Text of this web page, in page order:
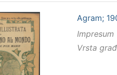
Agram;
Impresum
Vrsta